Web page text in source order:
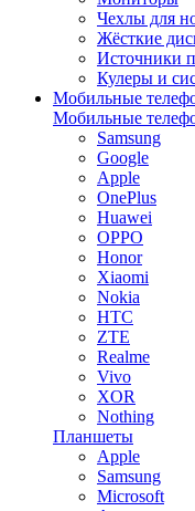
Чехлы для
Жёсткие
Источники
Кулеры и
Мобильные
Мобильные
Samsung
Google
Apple
OnePlus
Huawei
OPPO
Honor
Xiaomi
Nokia
HTC
ZTE
Realme
Vivo
XOR
Nothing
Планшеты
Apple
Samsung
Microsoft